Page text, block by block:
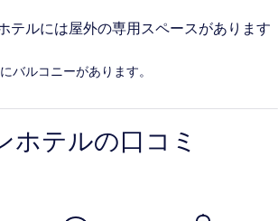
テルには屋外の専用スペースがあります
バルコニーがあります。
ホテルの口コミ